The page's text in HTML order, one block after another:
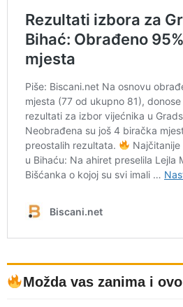
Možda vas zanima i ovo